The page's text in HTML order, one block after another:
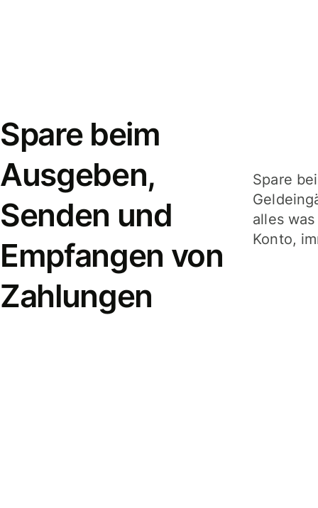
Spare beim
Ausgeben,
Senden und
Empfangen von
Zahlungen
Spare
alles
Konto,